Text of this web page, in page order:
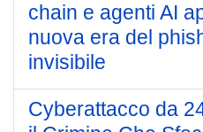
chain e agenti AI
nuova era del
invisibile
Cyberattacco da